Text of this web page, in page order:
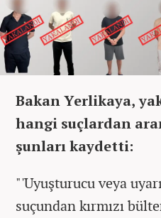
Bakan Yerlikaya,
hangi suçlardan
şunları kaydetti:
"'Uyuşturucu veya
suçundan kırmızı